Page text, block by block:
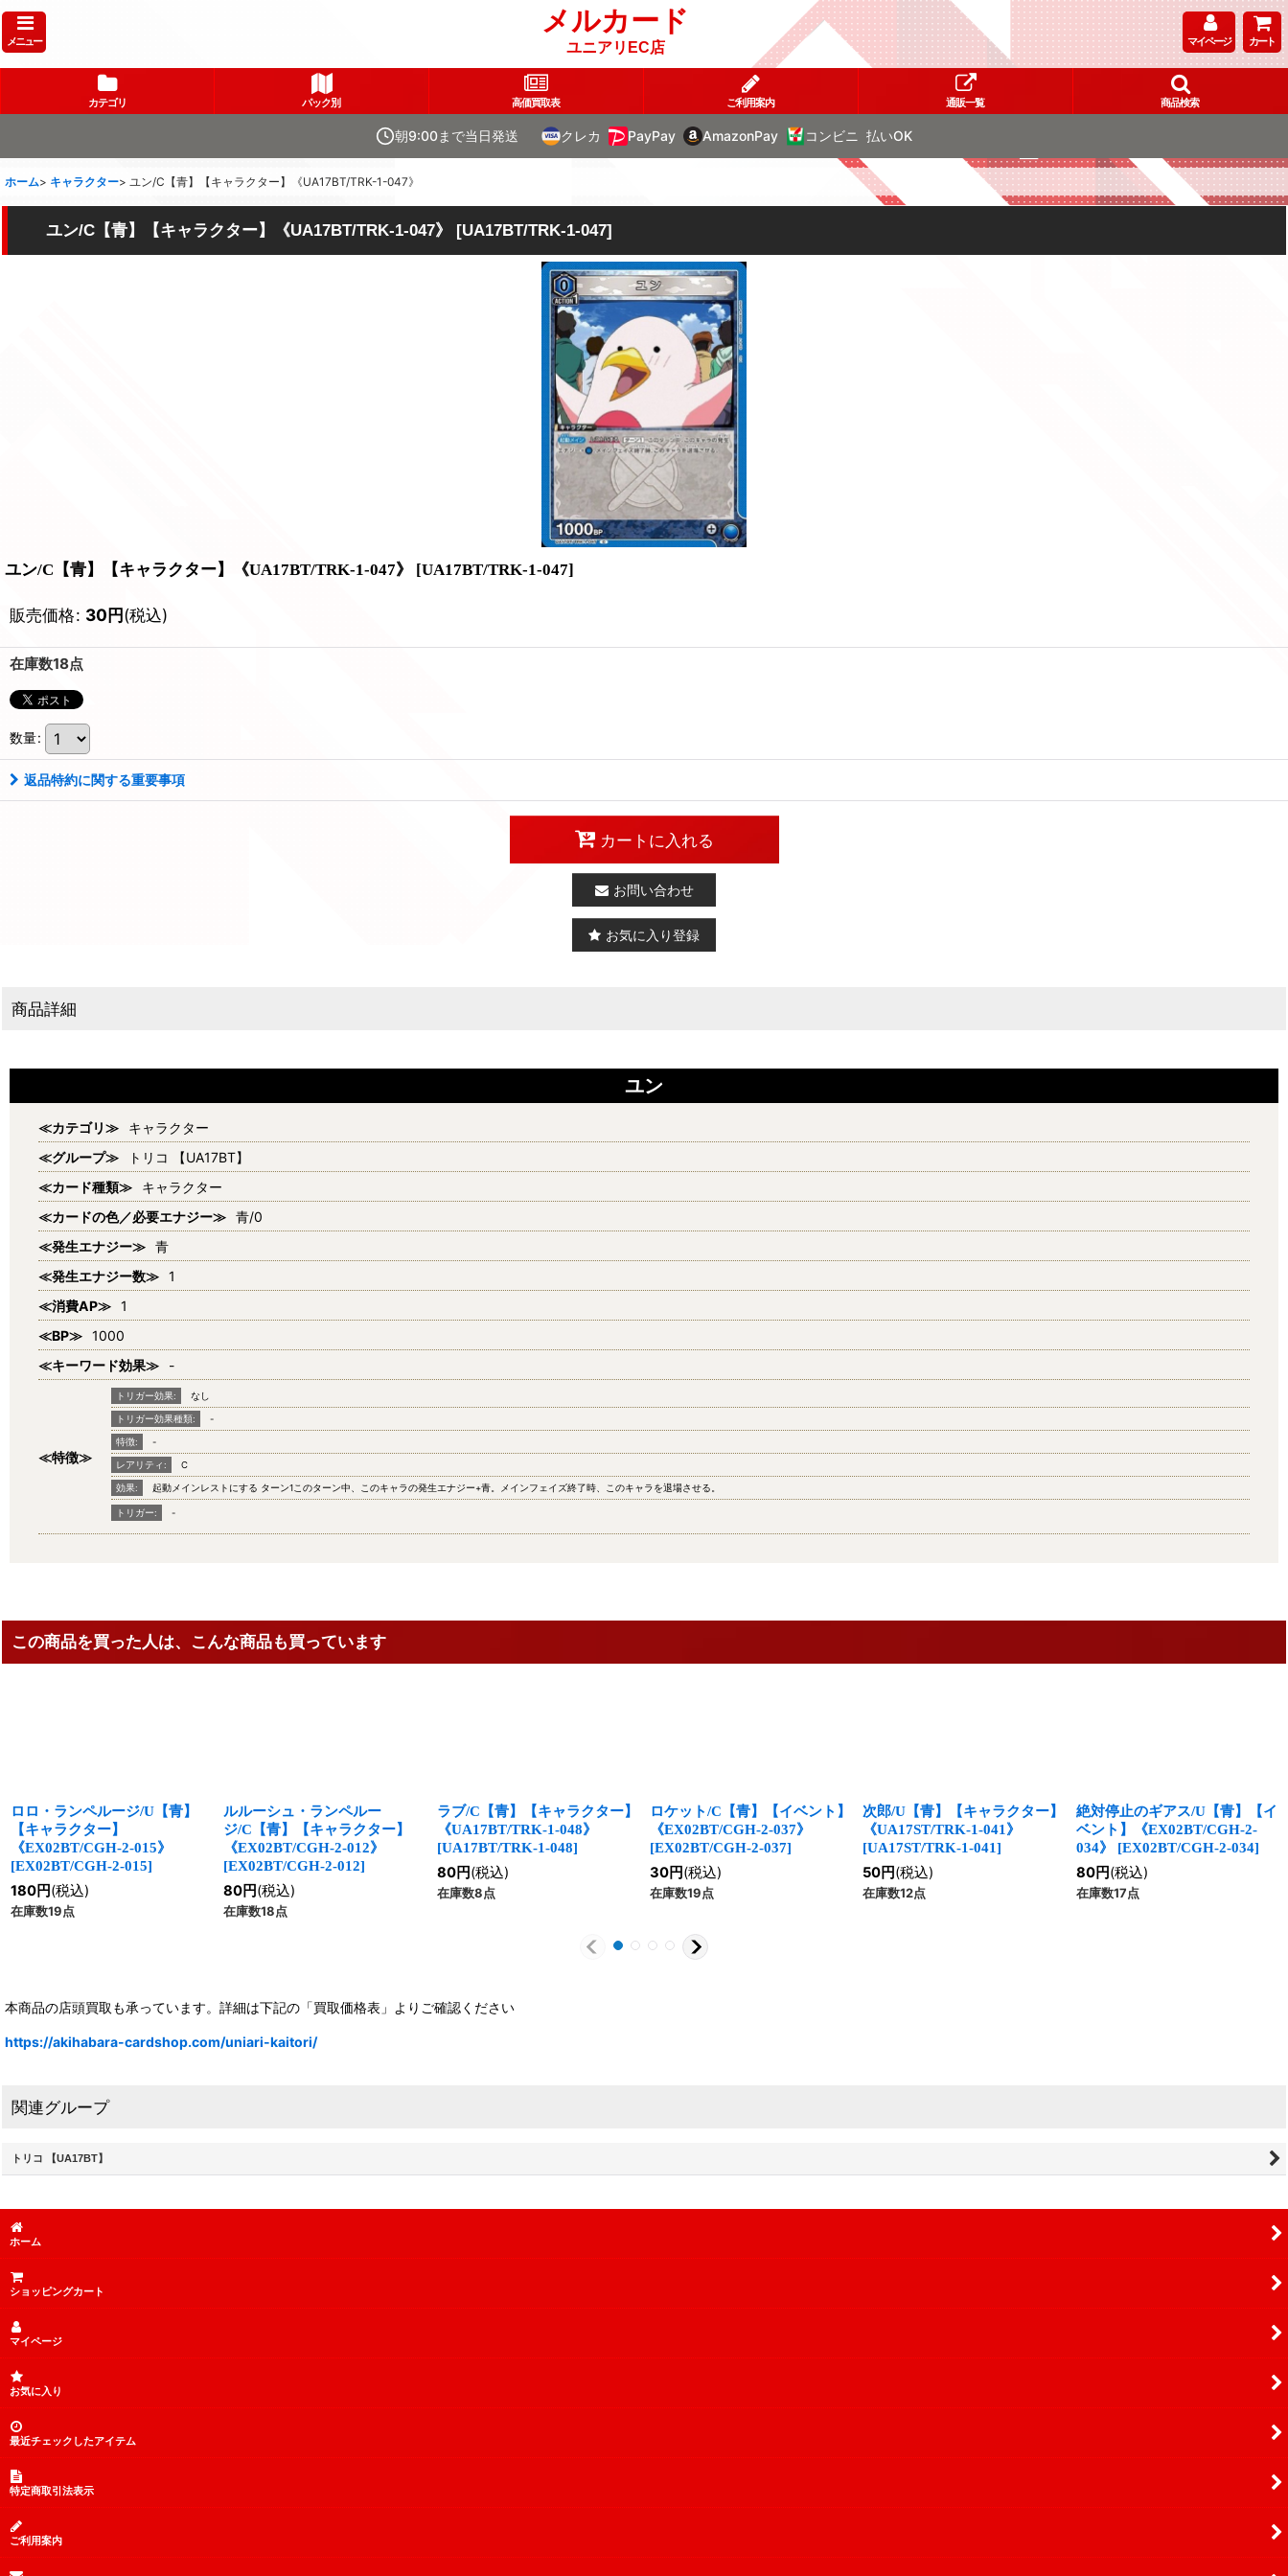
メニュー
メルカード
ユニアリEC店 マイページ カート
カテゴリ パック別 高価買取表 ご利用案内 通販一覧 商品検索
朝9:00まで当日発送 クレカ PayPay AmazonPay コンビニ 払いOK
ホーム> キャラクター> ユン/C【青】【キャラクター】《UA17BT/TRK-1-047》
ユン/C【青】【キャラクター】《UA17BT/TRK-1-047》 [UA17BT/TRK-1-047]
ユン/C【青】【キャラクター】《UA17BT/TRK-1-047》 [UA17BT/TRK-1-047]
販売価格: 30円(税込)
在庫数18点
数量:
返品特約に関する重要事項
カートに入れる
お問い合わせ
お気に入り登録
商品詳細
ユン
≪カテゴリ≫
キャラクター
≪グループ≫
トリコ 【UA17BT】
≪カード種類≫
キャラクター
≪カードの色／必要エナジー≫ 青/0
≪発生エナジー≫ 青
≪発生エナジー数≫ 1
≪消費AP≫ 1
≪BP≫ 1000
≪キーワード効果≫
-
≪特徴≫
トリガー効果: なし
トリガー効果種類: -
特徴: -
レアリティ: C
効果: 起動メインレストにする ターン1このターン中、このキャラの発生エナジー+青。メインフェイズ終了時、このキャラを退場させる。
トリガー: -
この商品を買った人は、こんな商品も買っています
ロロ・ランペルージ/U【青】
【キャラクター】
《EX02BT/CGH-2-015》
[EX02BT/CGH-2-015]
180円(税込)
在庫数19点
ルルーシュ・ランペルー
ジ/C【青】【キャラクター】
《EX02BT/CGH-2-012》
[EX02BT/CGH-2-012]
80円(税込)
在庫数18点
ラブ/C【青】【キャラクター】
《UA17BT/TRK-1-048》
[UA17BT/TRK-1-048]
80円(税込)
在庫数8点
ロケット/C【青】【イベント】
《EX02BT/CGH-2-037》
[EX02BT/CGH-2-037]
30円(税込)
在庫数19点
次郎/U【青】【キャラクター】
《UA17ST/TRK-1-041》
[UA17ST/TRK-1-041]
50円(税込)
在庫数12点
絶対停止のギアス/U【青】【イ
ベント】《EX02BT/CGH-2-
034》
[EX02BT/CGH-2-034]
80円(税込)
在庫数17点
本商品の店頭買取も承っています。詳細は下記の「買取価格表」よりご確認ください
https://akihabara-cardshop.com/uniari-kaitori/
関連グループ
トリコ 【UA17BT】
ホーム
ショッピングカート
マイページ
お気に入り
最近チェックしたアイテム
特定商取引法表示
ご利用案内